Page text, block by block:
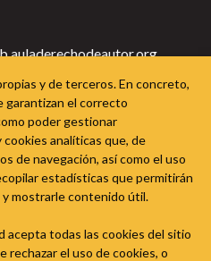
auladerechodeautor.org
Autor nas redes sociais
y de terceros. En concreto,
garantizan el correcto
poder gestionar
analíticas que, de
de navegación, así como el uso
estadísticas que permitirán
mostrarle contenido útil.
acepta todas las cookies del sitio
rechazar el uso de cookies, o